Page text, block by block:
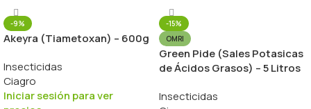
-9%
Akeyra (Tiametoxan) – 600g
Insecticidas
Ciagro
Iniciar sesión para ver
-15%
OMRI
Green Pide (Sales Potasicas
de Ácidos Grasos) – 5 Litros
Insecticidas